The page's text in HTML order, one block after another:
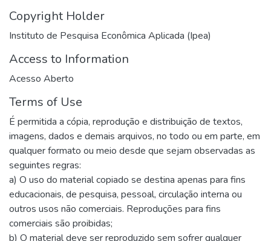
Copyright Holder
Instituto de Pesquisa Econômica Aplicada (Ipea)
Access to Information
Acesso Aberto
Terms of Use
É permitida a cópia, reprodução e distribuição de textos,
imagens, dados e demais arquivos, no todo ou em parte, em
qualquer formato ou meio desde que sejam observadas as
seguintes regras:
a) O uso do material copiado se destina apenas para fins
educacionais, de pesquisa, pessoal, circulação interna ou
outros usos não comerciais. Reproduções para fins
comerciais são proibidas;
b) O material deve ser reproduzido sem sofrer qualquer